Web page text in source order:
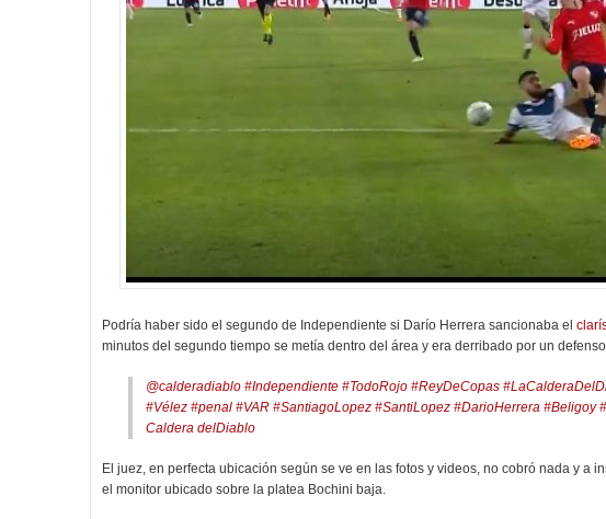
Podría haber sido el segundo de Independiente si Darío Herrera sancionaba el
minutos del segundo tiempo se metía dentro del área y era derribado por un
@calderadiablo #Independiente #TodoRojo #ReyDeCopas
#Vélez #penal #VAR #SantiagoLopez #SantiLopez #DarioHerrera #Beligoy
Caldera delDiablo
El juez, en perfecta ubicación según se ve en las fotos y videos, no cobró nada y a
el monitor ubicado sobre la platea Bochini baja.